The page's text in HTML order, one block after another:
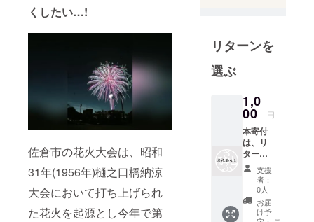
くしたい…!
佐倉市の花火大会は、昭和
31年(1956年)樋之口橋納涼
大会において打ち上げられ
た花火を起源とし今年で第
リターンを
選ぶ
1,0
00 円
本寄付
は、リ
ターン
の無い
寄付と
なりま
す。
支援
者：
0人
お届
け予